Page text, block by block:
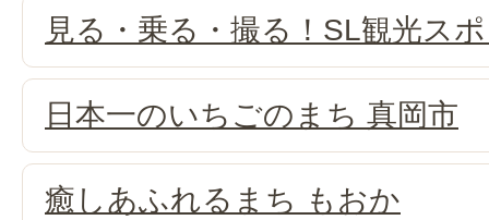
見る・乗る・撮る！SL観光ス
日本一のいちごのまち 真岡市
癒しあふれるまち もおか